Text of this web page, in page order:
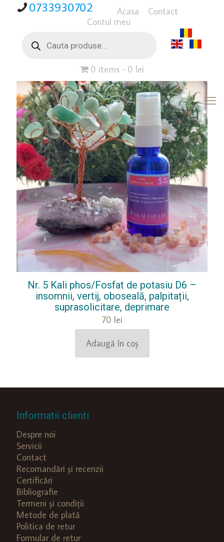
0733930702 Acasa
Contact
Contul meu
search
0 items 0 lei
Nr. 5 Kali phos/Fosfat de potasiu D6 –
insomnii, vertij, oboseală, palpitații,
suprasolicitare, deprimare
70 lei
Adaugă în coș
Informatii clienti
Despre noi
Servicii
Contact
Recomandări și recenzii
Certificări
Bibliografie
Termeni și condiții
Metode de plată
Politica de retur
Formular de retur